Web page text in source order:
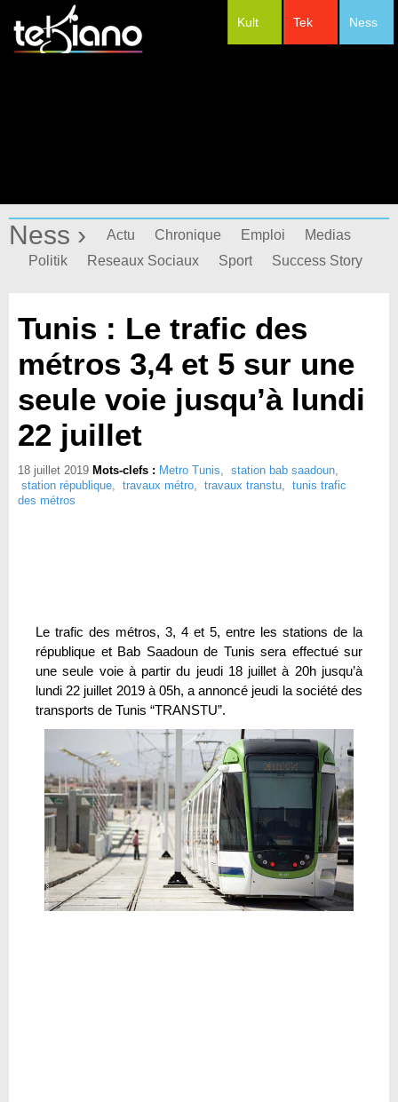
Ness
Tek
Kult
Ness › Actu Chronique Emploi
Medias
Politik
Reseaux Sociaux Sport Success Story
Tunis : Le trafic des
métros 3,4 et 5 sur une
seule voie jusqu’à lundi
22 juillet
18 juillet 2019 Mots-clefs : Metro Tunis, station bab saadoun,
station république, travaux métro, travaux transtu, tunis trafic
des métros
Le trafic des métros, 3, 4 et 5, entre les stations de la
république et Bab Saadoun de Tunis sera effectué sur
une seule voie à partir du jeudi 18 juillet à 20h jusqu’à
lundi 22 juillet 2019 à 05h, a annoncé jeudi la société des
transports de Tunis “TRANSTU”.